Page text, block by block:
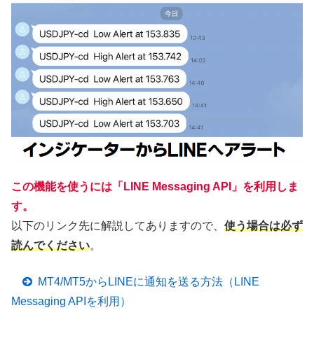
この機能を使うには「LINE Messaging API」を利用しま
す。
以下のリンク先に解説してありますので、 使う場合は必ず
読んでください。
MT4/MT5からLINEに通知を送る方法（LINE
Messaging APIを利用）